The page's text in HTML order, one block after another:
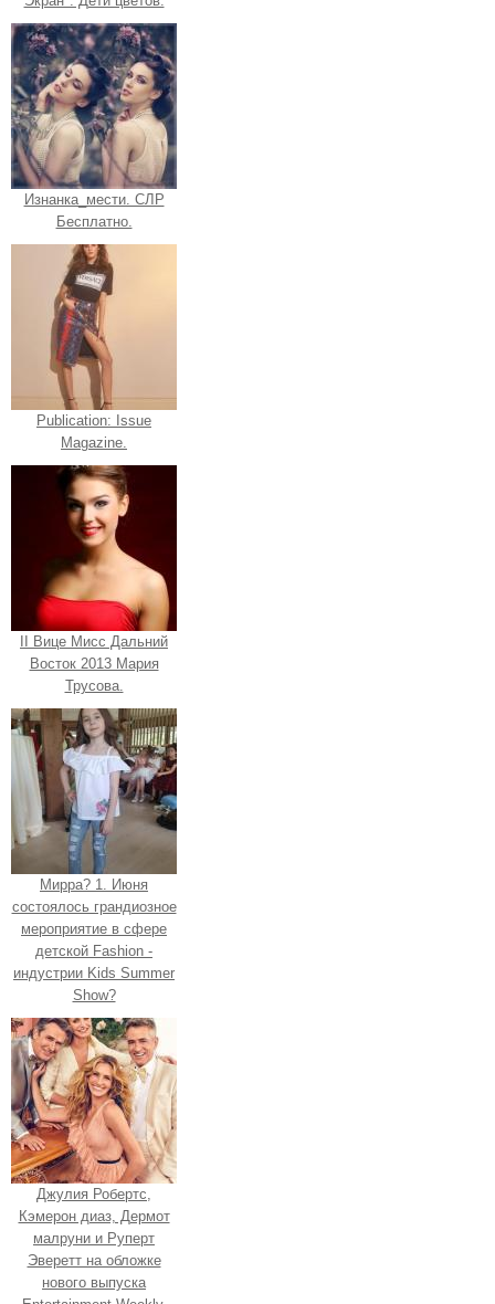
Изнанка_мести. СЛР
Бесплатно.
Publication: Issue
Magazine.
II Вице Мисс Дальний
Восток 2013 Мария
Трусова.
Мирра? 1. Июня
состоялось грандиозное
мероприятие в сфере
детской Fashion -
индустрии Kids Summer
Show?
Джулия Робертс,
Кэмерон диаз, Дермот
малруни и Руперт
Эверетт на обложке
нового выпуска